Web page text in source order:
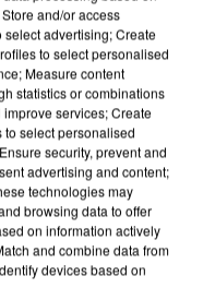
PAR UNE
and/or access
advertising; Create
to select personalised
Measure content
statistics or combinations
services; Create
select personalised
security, prevent and
advertising and content;
technologies may
browsing data to offer
on information actively
and combine data from
devices based on